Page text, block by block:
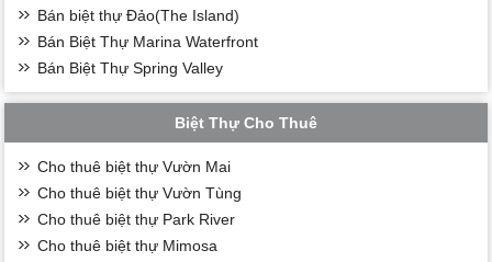
Bán biệt thự Đảo(The Island)
Bán Biệt Thự Marina Waterfront
Bán Biệt Thự Spring Valley
Biệt Thự Cho Thuê
Cho thuê biệt thự Vườn Mai
Cho thuê biệt thự Vườn Tùng
Cho thuê biệt thự Park River
Cho thuê biệt thự Mimosa